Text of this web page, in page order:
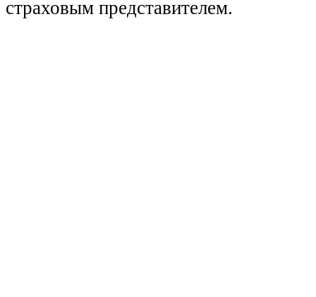
страховым представителем.